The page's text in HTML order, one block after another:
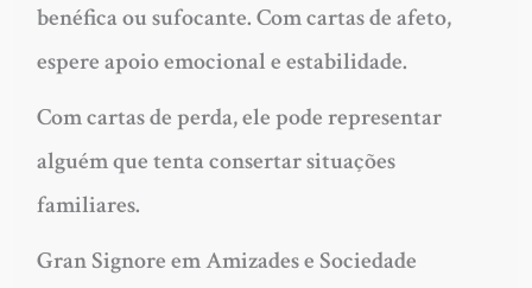
benéfica ou sufocante. Com cartas de afeto,
espere apoio emocional e estabilidade.
Com cartas de perda, ele pode representar
alguém que tenta consertar situações
familiares.
Gran Signore em Amizades e Sociedade